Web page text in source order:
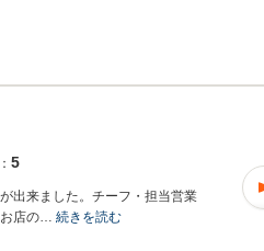
5
出来ました。チーフ・担当営業
お店の… 続きを読む